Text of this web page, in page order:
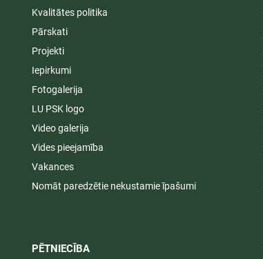
Kvalitātes politika
Pārskati
Projekti
Iepirkumi
Fotogalerija
LU PSK logo
Video galerija
Vides pieejamība
Vakances
Nomāt paredzētie nekustamie īpašumi
PĒTNIECĪBA